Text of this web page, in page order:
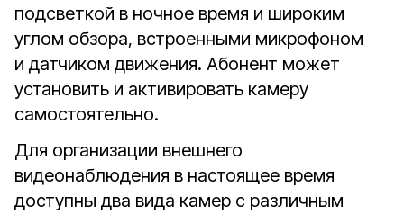
подсветкой в ночное время и широким
углом обзора, встроенными микрофоном
и датчиком движения. Абонент может
установить и активировать камеру
самостоятельно.
Для организации внешнего
видеонаблюдения в настоящее время
доступны два вида камер с различным